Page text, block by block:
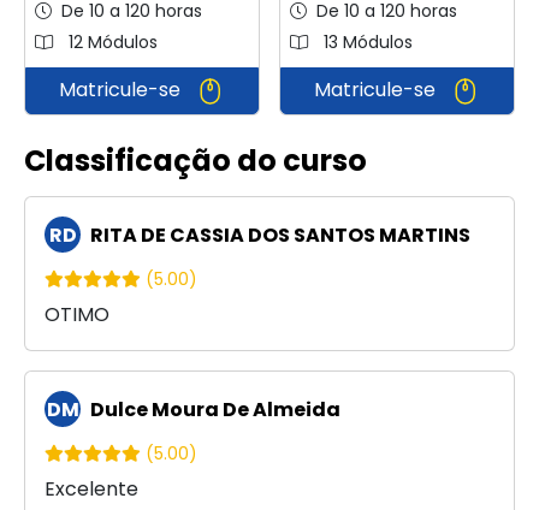
De 10 a 120 horas
12 Módulos
Matricule-se
De 10 a 120 horas
13 Módulos
Matricule-se
Classificação do curso
RD RITA DE CASSIA DOS SANTOS MARTINS
(5.00)
OTIMO
DM Dulce Moura De Almeida
(5.00)
Excelente